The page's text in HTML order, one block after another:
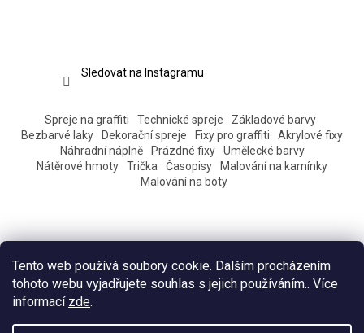
Tento web používá soubory cookie. Dalším procházením
tohoto webu vyjadřujete souhlas s jejich používáním.. Více
informací zde.
Sledovat na Instagramu
Spreje na graffiti Technické spreje
Základové barvy
Bezbarvé laky
Dekorační spreje Fixy pro graffiti
Akrylové fixy
Náhradní náplně
Prázdné fixy
Umělecké barvy
Nátěrové hmoty
Trička Časopisy
Malování na kamínky
Malování na boty